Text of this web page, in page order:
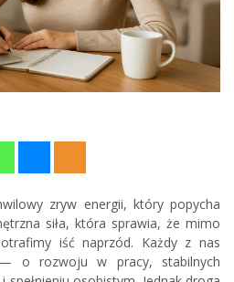
zryw energii, który popycha
siła, która sprawia, że mimo
iść naprzód. Każdy z nas
o rozwoju w pracy, stabilnych